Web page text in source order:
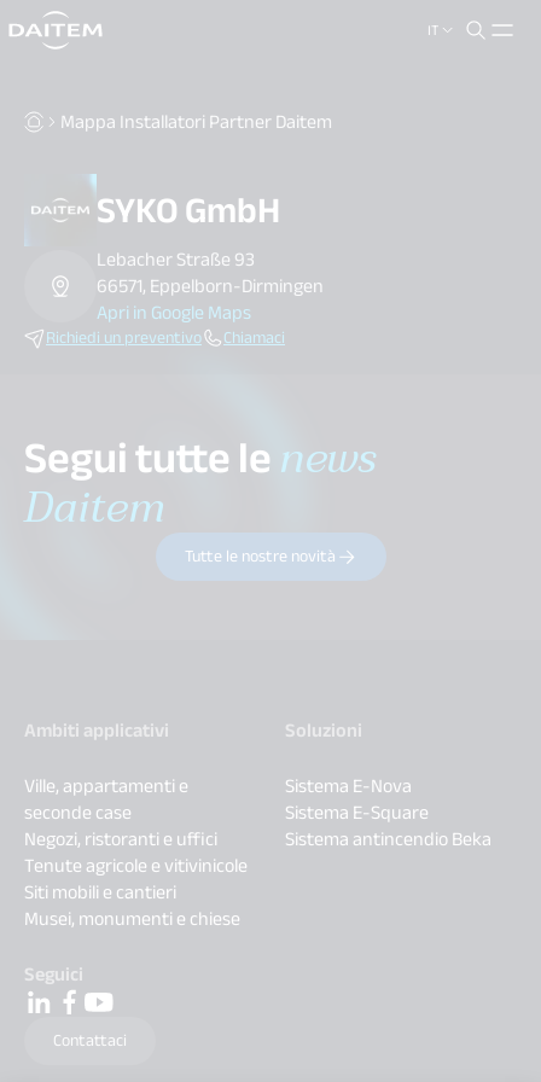
IT
search.label
Mappa Installatori Partner Daitem
SYKO GmbH
Lebacher Straße 93
66571, Eppelborn-Dirmingen
Apri in Google Maps
Richiedi un preventivo Chiamaci
Segui tutte lenews
Daitem
Tutte le nostre novità
Ambiti applicativi
Ville, appartamenti e
seconde case
Negozi, ristoranti e uffici
Tenute agricole e vitivinicole
Siti mobili e cantieri
Musei, monumenti e chiese
Soluzioni
Sistema E-Nova
Sistema E-Square
Sistema antincendio Beka
Seguici
Contattaci